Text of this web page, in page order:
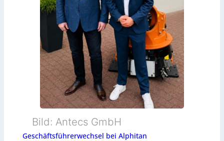
Bild: Antecs GmbH
Geschäftsführerwechsel bei Alphitan